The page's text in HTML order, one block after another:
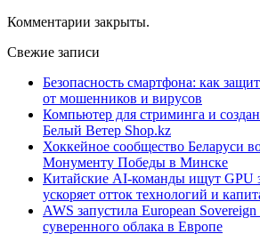
Комментарии закрыты.
Свежие записи
Безопасность смартфона: как
от мошенников и вирусов
Компьютер для стриминга и
Белый Ветер Shop.kz
Хоккейное сообщество Беларуси
Монументу Победы в Минске
Китайские AI-команды ищут GPU
ускоряет отток технологий и
AWS запустила European
суверенного облака в Европе